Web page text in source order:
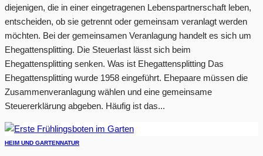
diejenigen, die in einer eingetragenen Lebenspartnerschaft leben,
entscheiden, ob sie getrennt oder gemeinsam veranlagt werden
möchten. Bei der gemeinsamen Veranlagung handelt es sich um
Ehegattensplitting. Die Steuerlast lässt sich beim
Ehegattensplitting senken. Was ist Ehegattensplitting Das
Ehegattensplitting wurde 1958 eingeführt. Ehepaare müssen die
Zusammenveranlagung wählen und eine gemeinsame
Steuererklärung abgeben. Häufig ist das...
HEIM UND GARTEN NATUR